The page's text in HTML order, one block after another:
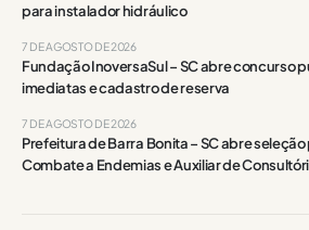
para instalador hidráulico
Fundação InoversaSul – SC abre concurso
imediatas e cadastro de reserva
7 DE AGOSTO DE 2026
Prefeitura de Barra Bonita – SC abre
Combate a Endemias e Auxiliar de
7 DE AGOSTO DE 2026